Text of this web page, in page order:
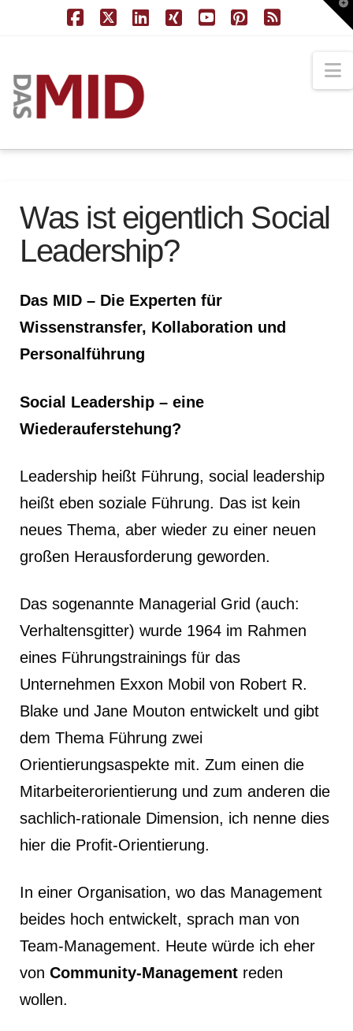
Was ist eigentlich Social
Leadership?
Das MID – Die Experten für
Wissenstransfer, Kollaboration und
Personalführung
Social Leadership – eine
Wiederauferstehung?
Leadership heißt Führung, social leadership
heißt eben soziale Führung. Das ist kein
neues Thema, aber wieder zu einer neuen
großen Herausforderung geworden.
Das sogenannte Managerial Grid (auch:
Verhaltensgitter) wurde 1964 im Rahmen
eines Führungstrainings für das
Unternehmen Exxon Mobil von Robert R.
Blake und Jane Mouton entwickelt und gibt
dem Thema Führung zwei
Orientierungsaspekte mit. Zum einen die
Mitarbeiterorientierung und zum anderen die
sachlich-rationale Dimension, ich nenne dies
hier die Profit-Orientierung.
In einer Organisation, wo das Management
beides hoch entwickelt, sprach man von
Team-Management. Heute würde ich eher
von Community-Management reden
wollen.